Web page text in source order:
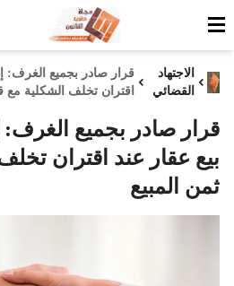
الاجتهاد
القضائي
قرار صادر بجميع الغرف:
اقتران تخلف الشكلية مع
قرار صادر بجميع الغرف:
بيع عقار عند اقتران
ثمن المبيع